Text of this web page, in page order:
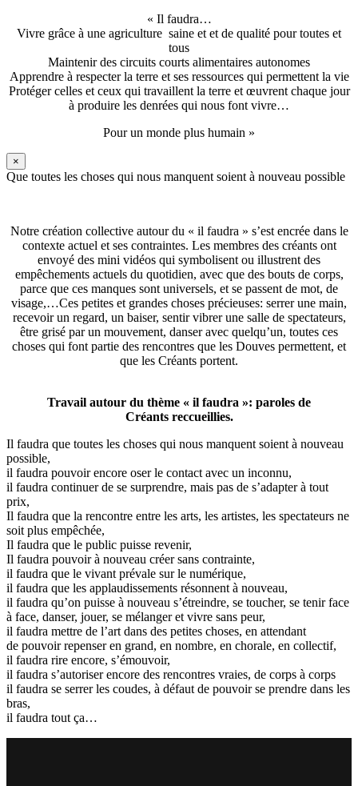
« Il faudra…
Vivre grâce à une agriculture saine et et de qualité pour toutes et
tous
Maintenir des circuits courts alimentaires autonomes
Apprendre à respecter la terre et ses ressources qui permettent la vie
Protéger celles et ceux qui travaillent la terre et œuvrent chaque jour
à produire les denrées qui nous font vivre…
Pour un monde plus humain »
×
Que toutes les choses qui nous manquent soient à nouveau possible
Notre création collective autour du « il faudra » s’est encrée dans le
contexte actuel et ses contraintes. Les membres des créants ont
envoyé des mini vidéos qui symbolisent ou illustrent des
empêchements actuels du quotidien, avec que des bouts de corps,
parce que ces manques sont universels, et se passent de mot, de
visage,…Ces petites et grandes choses précieuses: serrer une main,
recevoir un regard, un baiser, sentir vibrer une salle de spectateurs,
être grisé par un mouvement, danser avec quelqu’un, toutes ces
choses qui font partie des rencontres que les Douves permettent, et
que les Créants portent.
Travail autour du thème « il faudra »: paroles de
Créants reccueillies.
Il faudra que toutes les choses qui nous manquent soient à nouveau
possible,
il faudra pouvoir encore oser le contact avec un inconnu,
il faudra continuer de se surprendre, mais pas de s’adapter à tout
prix,
Il faudra que la rencontre entre les arts, les artistes, les spectateurs ne
soit plus empêchée,
Il faudra que le public puisse revenir,
Il faudra pouvoir à nouveau créer sans contrainte,
il faudra que le vivant prévale sur le numérique,
il faudra que les applaudissements résonnent à nouveau,
il faudra qu’on puisse à nouveau s’étreindre, se toucher, se tenir face
à face, danser, jouer, se mélanger et vivre sans peur,
il faudra mettre de l’art dans des petites choses, en attendant
de pouvoir repenser en grand, en nombre, en chorale, en collectif,
il faudra rire encore, s’émouvoir,
il faudra s’autoriser encore des rencontres vraies, de corps à corps
il faudra se serrer les coudes, à défaut de pouvoir se prendre dans les
bras,
il faudra tout ça…